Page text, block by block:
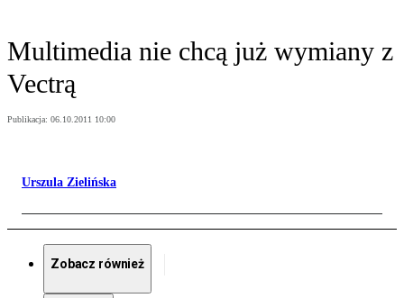
Multimedia nie chcą już wymiany z
Vectrą
Publikacja: 06.10.2011 10:00
Urszula Zielińska
Zobacz również